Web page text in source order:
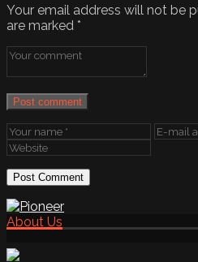
Your email address will not be
are marked *
Post comment
About Us